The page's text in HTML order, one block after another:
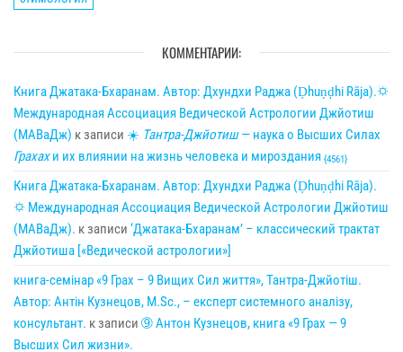
КОММЕНТАРИИ:
Книга Джатака-Бхаранам. Автор: Дхундхи Раджа (Ḍhuṇḍhi Rāja).🌣
Международная Ассоциация Ведической Астрологии Джйотиш
(МАВаДж) к записи ☀ Тантра-Джйотиш— наука о Высших Силах
Грахахи их влиянии на жизнь человека и мироздания {4561}
Книга Джатака-Бхаранам. Автор: Дхундхи Раджа (Ḍhuṇḍhi Rāja).
🌣 Международная Ассоциация Ведической Астрологии Джйотиш
(МАВаДж). к записи ‘Джатака-Бхаранам’ – классический трактат
Джйотиша [«Ведической астрологии»]
книга-семінар «9 Грах – 9 Вищих Сил життя», Тантра-Джйотіш.
Автор: Антін Кузнецов, M.Sc., – експерт системного аналізу,
консультант. к записи ➈ Антон Кузнецов, книга «9 Грах — 9
Высших Сил жизни».